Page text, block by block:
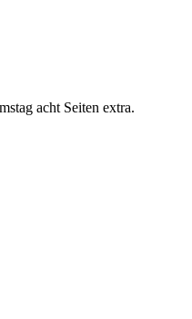
acht Seiten extra.